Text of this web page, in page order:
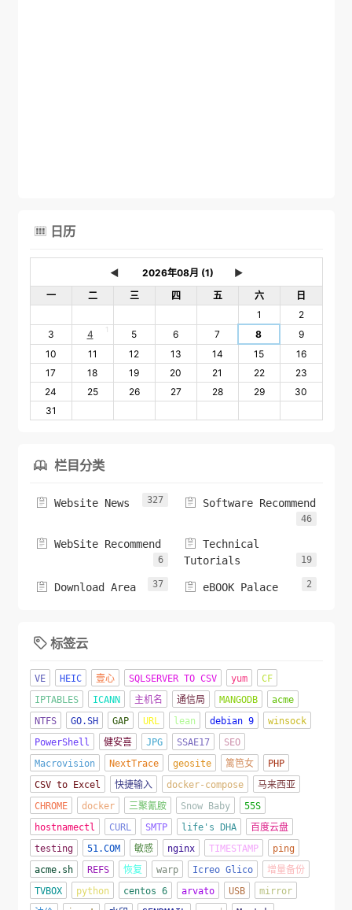
 日历
◄
►
一
二 三 四 五 六
日
1
2
3
4 1 5 6 7 8
9
10
11 12 13 14 15
16
17
18 19 20 21 22
23
24
25 26 27 28 29
30
31
 栏目分类
 Website News 327  Software Recommend
46
 WebSite Recommend
6
 Technical
Tutorials
19
 Download Area 37  eBOOK Palace 2
 标签云
VE HEIC 壹心 SQLSERVER TO CSV yum
CF
IPTABLES
ICANN 主机名 通信局 MANGODB
acme
NTFS
GO.SH GAP URL lean debian 9
winsock
PowerShell
健安喜 JPG SSAE17
SEO
Macrovision
NextTrace geosite 篱笆女
PHP
CSV to Excel
快捷输入 docker-compose
马来西亚
CHROME
docker 三聚氰胺 Snow Baby
55S
hostnamectl
CURL SMTP life's DHA
百度云盘
testing
51.COM 敏感 nginx TIMESTAMP
ping
acme.sh
REFS 恢复 warp Icreo Glico
增量备份
TVBOX
python centos 6 arvato USB
mirror